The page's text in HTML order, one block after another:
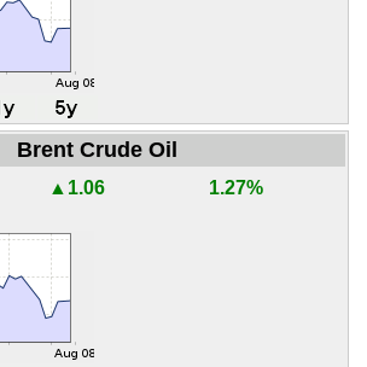
Brent Crude Oil
▲1.06 1.27%